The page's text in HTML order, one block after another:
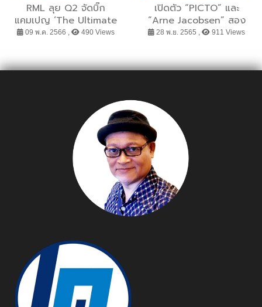
RML ลุย Q2 จัดบิ๊ก
แคมเปญ ‘The Ultimate
Selection’ กับคอนโดฯ
อย่างไม่เคยมีมาก่อน ถึง 31
09 พ.ค. 2566 , 490 Views
เปิดตัว “PICTO” และ
“Arne Jacobsen” สอง
แบรนด์นาฬิกาสุดเท่ แนวมินิ
เมืองไทย
28 พ.ย. 2565 , 911 Views